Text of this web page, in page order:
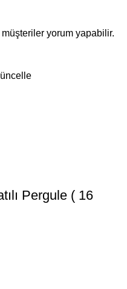
yorum yapabilir.
Pergule ( 16